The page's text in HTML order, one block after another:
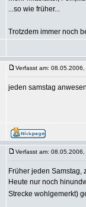
...so wie früher...
Trotzdem immer noch
Verfasst am:
jeden samstag
Verfasst am:
Früher jeden Samstag,
Heute nur noch
Strecke wohlgemerkt)